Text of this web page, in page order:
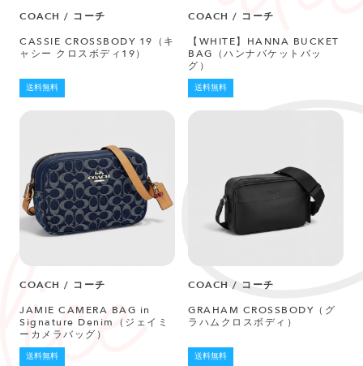
COACH / コーチ
CASSIE CROSSBODY 19（キ
ャシー クロスボディ19）
送料無料
COACH / コーチ
【WHITE】HANNA BUCKET
BAG（ハンナバケットバッ
グ）
送料無料
COACH / コーチ
JAMIE CAMERA BAG in
Signature Denim（ジェイミ
ーカメラバッグ）
送料無料
COACH / コーチ
GRAHAM CROSSBODY（グ
ラハムクロスボディ）
送料無料